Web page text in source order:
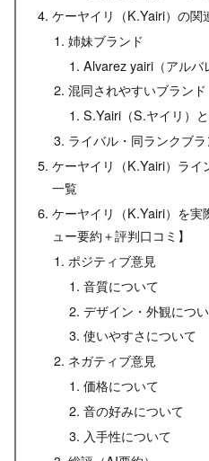
ケーヤイリ（K.Yairi）の関
姉妹ブランド
Alvarez yairi（アルバ
混同されやすいブランド
S.Yairi（S.ヤイリ）
ライバル・同ランクブラ
ケーヤイリ（K.Yairi）ラ
一覧
ケーヤイリ（K.Yairi）を
ュー要約＋評判口コミ】
ポジティブ意見
音質について
デザイン・外観につ
使いやすさについて
ネガティブ意見
価格について
音の好みについて
入手性について